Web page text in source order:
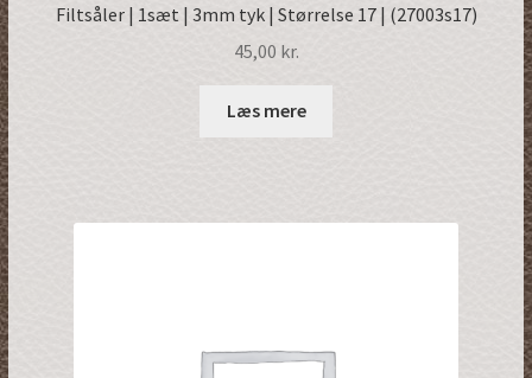
Filtsåler | 1sæt | 3mm tyk | Størrelse 17 | (27003s17)
45,00 kr.
Læs mere